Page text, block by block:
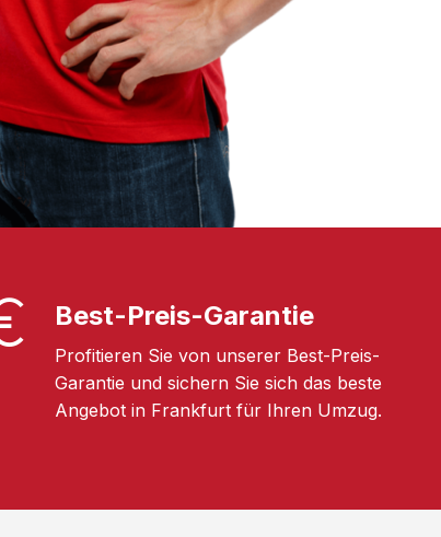
Best-Preis-Garantie
Profitieren Sie von unserer Best-Preis-
Garantie und sichern Sie sich das beste
Angebot in Frankfurt für Ihren Umzug.